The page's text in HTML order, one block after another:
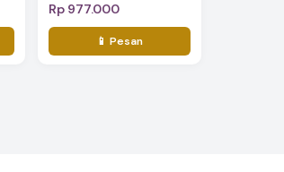
Rp 977.000
📱 Pesan